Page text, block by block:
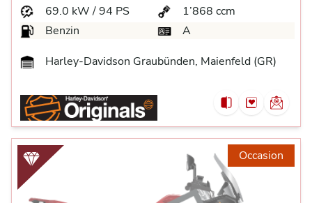
69.0 kW / 94 PS
1’868 ccm
Benzin
A
Harley-Davidson Graubünden, Maienfeld (GR)
Occasion